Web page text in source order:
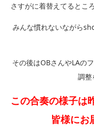
さすがに着替えてるとこ
みんな慣れないながら
その後はOBさんやLAの
調整
この合奏の様子は
皆様にお